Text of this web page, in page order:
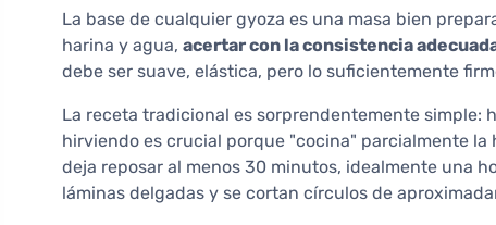
La base de cualquier gyoza es una masa bien
harina y agua, acertar con la consistencia
debe ser suave, elástica, pero lo suficientemente
La receta tradicional es sorprendentemente simple:
hirviendo es crucial porque "cocina" parcialmente
deja reposar al menos 30 minutos, idealmente una
láminas delgadas y se cortan círculos de